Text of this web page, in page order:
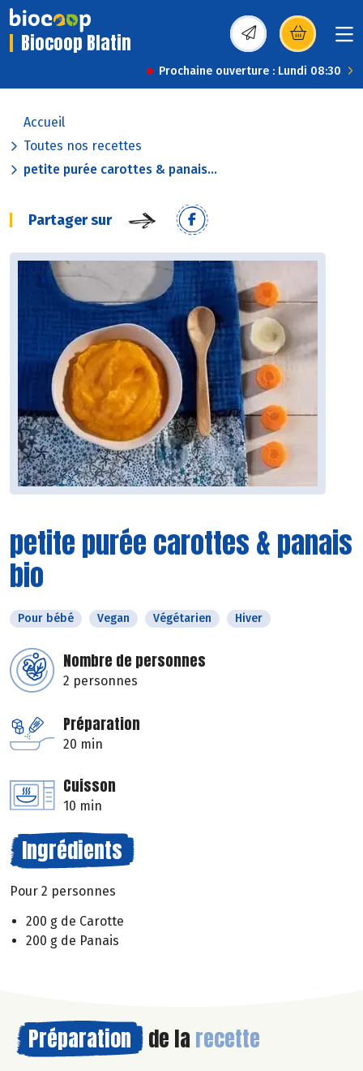
Biocoop Blatin (s’ouvre dans une
Prochaine ouverture : Lundi 08:30
Accueil
Toutes nos recettes
petite purée carottes & panais...
Partager sur
petite purée carottes & panais
bio
Pour bébé Vegan Végétarien Hiver
Nombre de personnes
2 personnes
Préparation
20 min
Cuisson
10 min
Ingrédients
Pour 2 personnes
200 g de Carotte
200 g de Panais
Préparation de la recette